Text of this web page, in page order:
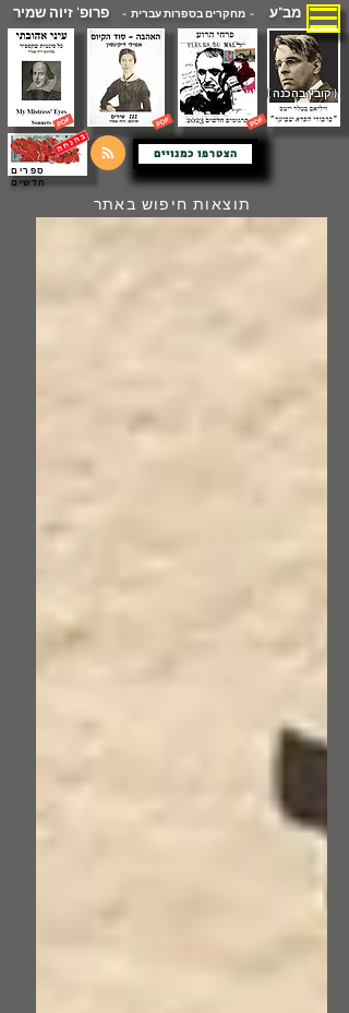
מב"ע - מחקרים בספרות עברית -פרופ' זיוה שמיר
( קובץ בהכנה )
הצטרפו כמנויים
ספרים
חדשים
תוצאות חיפוש באתר